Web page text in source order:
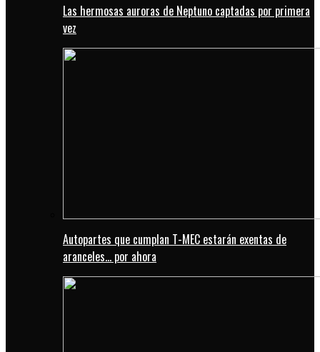
Las hermosas auroras de Neptuno captadas por primera
vez
Autopartes que cumplan T-MEC estarán exentas de
aranceles… por ahora